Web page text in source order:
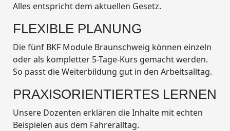
Alles entspricht dem aktuellen Gesetz.
FLEXIBLE PLANUNG
Die fünf BKF Module Braunschweig können einzeln
oder als kompletter 5-Tage-Kurs gemacht werden.
So passt die Weiterbildung gut in den Arbeitsalltag.
PRAXISORIENTIERTES LERNEN
Unsere Dozenten erklären die Inhalte mit echten
Beispielen aus dem Fahreralltag.